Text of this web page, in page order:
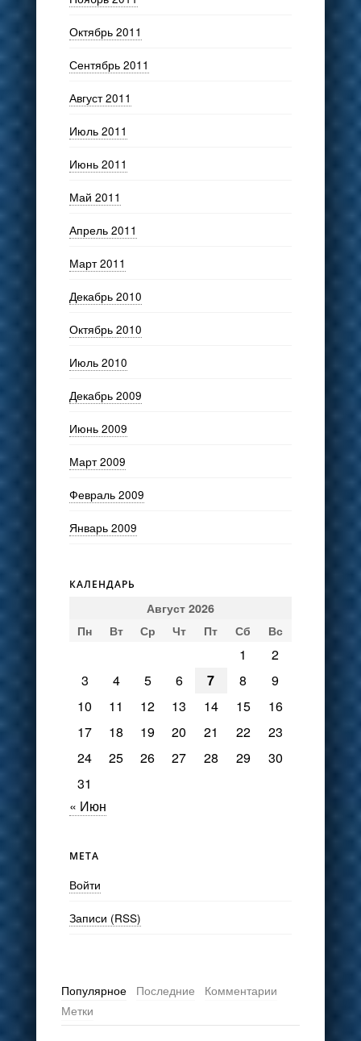
Октябрь 2011
Сентябрь 2011
Август 2011
Июль 2011
Июнь 2011
Май 2011
Апрель 2011
Март 2011
Декабрь 2010
Октябрь 2010
Июль 2010
Декабрь 2009
Июнь 2009
Март 2009
Февраль 2009
Январь 2009
КАЛЕНДАРЬ
Август 2026
Пн
Вт Ср Чт Пт Сб Вс
1
2
3
4 5 6 7 8
9
10
11 12 13 14 15
16
17
18 19 20 21 22
23
24
25 26 27 28 29
30
31
« Июн
МЕТА
Войти
Записи (RSS)
Популярное Последние
Комментарии
Метки